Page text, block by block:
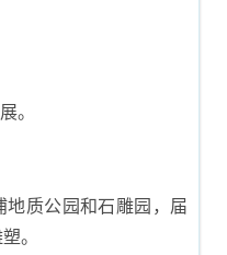
。
地质公园和石雕园，届
。